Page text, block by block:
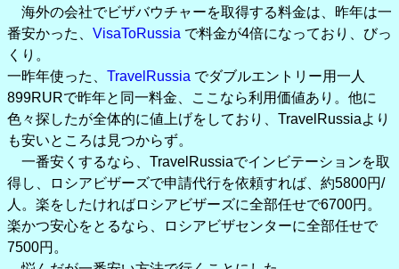
海外の会社でビザバウチャーを取得する料金は、昨年は一
番安かった、 VisaToRussia で料金が4倍になっており、びっ
くり。
一昨年使った、 TravelRussia でダブルエントリー用一人
899RURで昨年と同一料金、ここなら利用価値あり。他に
色々探したが全体的に値上げをしており、TravelRussiaより
も安いところは見つからず。
一番安くするなら、TravelRussiaでインビテーションを取
得し、ロシアビザーズで申請代行を依頼すれば、約5800円/
人。楽をしたければロシアビザーズに全部任せで6700円。
楽かつ安心をとるなら、ロシアビザセンターに全部任せで
7500円。